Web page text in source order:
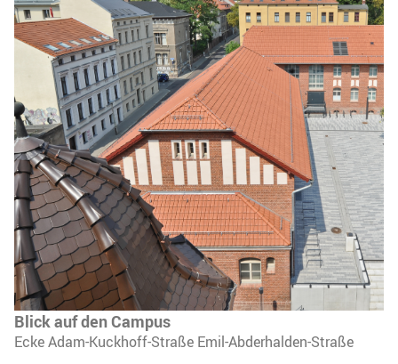
Blick auf den Campus
Ecke Adam-Kuckhoff-Straße Emil-Abderhalden-Straße